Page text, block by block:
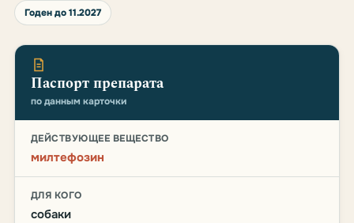
Годен до 11.2027
Паспорт препарата
по данным карточки
ДЕЙСТВУЮЩЕЕ ВЕЩЕСТВО
милтефозин
ДЛЯ КОГО
собаки